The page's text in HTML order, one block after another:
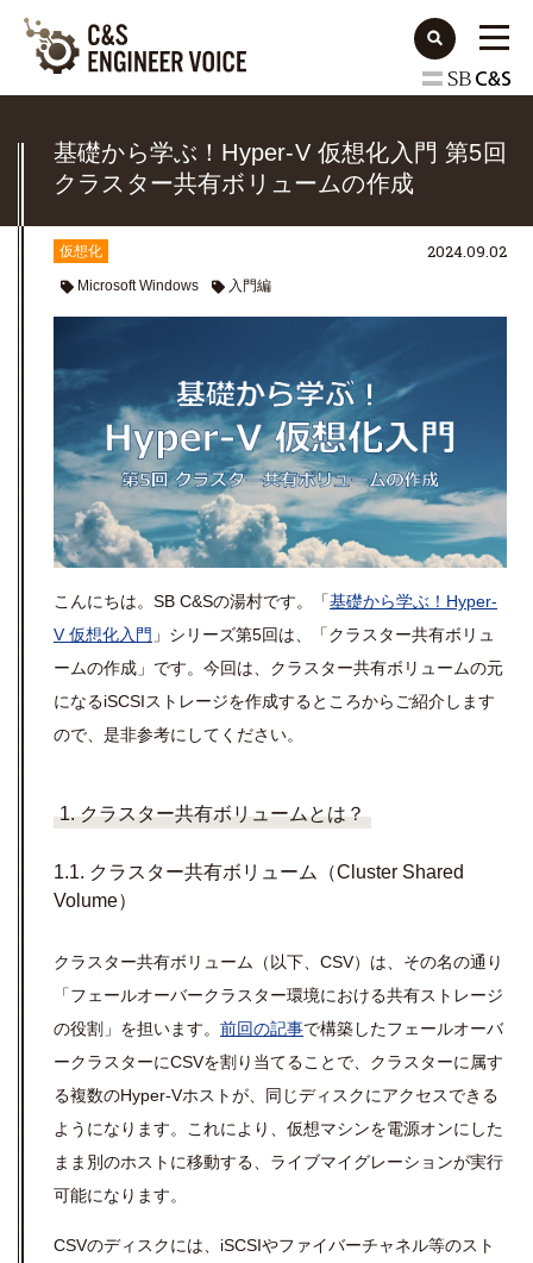
基礎から学ぶ！Hyper-V 仮想化入門 第5回
クラスター共有ボリュームの作成
仮想化
Microsoft Windows 入門編
2024.09.02
こんにちは。 SB C&Sの湯村です。「基礎から学ぶ！ Hyper-
V仮想化入門 」シリーズ第5回は、「クラスター共有ボリュ
ームの作成」です。今回は、クラスター共有ボリュームの元
になるiSCSIストレージを作成するところからご紹介します
ので、是非参考にしてください。
1. クラスター共有ボリュームとは？
1.1. クラスター共有ボリューム（Cluster Shared
Volume）
クラスター共有ボリューム（以下、CSV）は、その名の通り
「フェールオーバークラスター環境における共有ストレージ
の役割」を担います。 前回の記事で構築したフェールオーバ
ークラスターにCSVを割り当てることで、クラスターに属す
る複数のHyper-Vホストが、同じディスクにアクセスできる
ようになります。これにより、仮想マシンを電源オンにした
まま別のホストに移動する、ライブマイグレーションが実行
可能になります。
CSVのディスクには、iSCSIやファイバーチャネル等のスト